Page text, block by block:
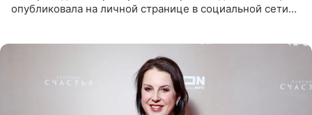
опубликовала на личной странице в социальной сети